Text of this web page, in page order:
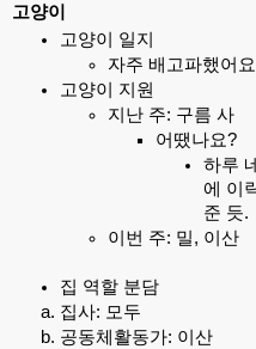
고양이
고양이 일지
자주 배고파했어
고양이 지원
지난 주: 구름 사
어땠나요?
하루
에 이
준 듯.
이번 주: 밀, 이산
집 역할 분담
집사: 모두
공동체활동가: 이산